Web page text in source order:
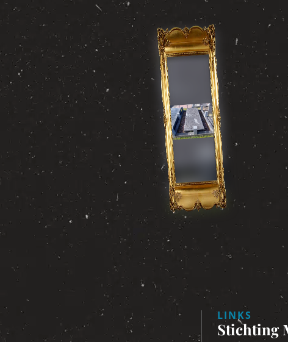
LINKS
Stichting